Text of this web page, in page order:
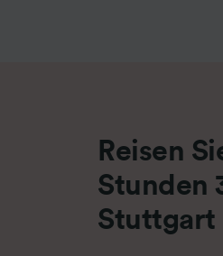
Reisen
Stunden
Stuttgart